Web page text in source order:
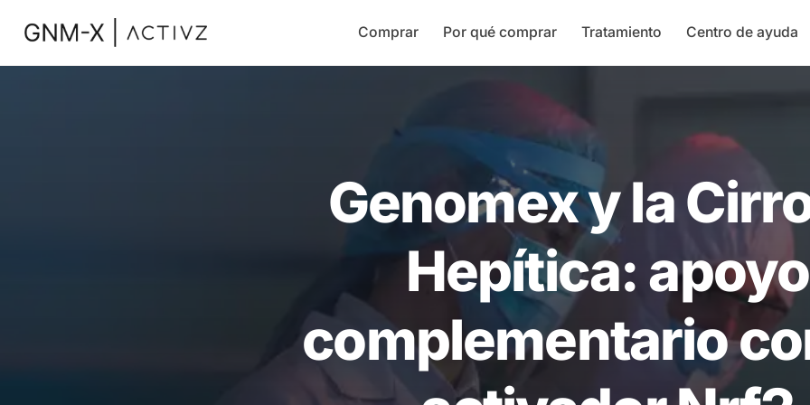
Comprar Por qué comprar Tratamiento Centro de ayuda
Genomex y la
Hepítica: apoyo
complementario